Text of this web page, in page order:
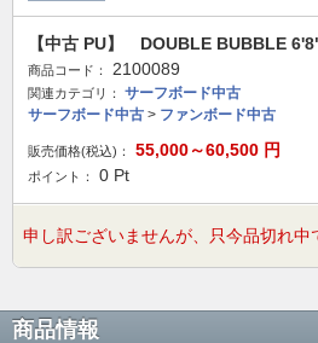
【中古 PU】 DOUBLE BUBBLE
商品コード： 2100089
関連カテゴリ：
サーフボード中古
サーフボード中古 > ファンボード中古
販売価格(税込)： 55,000～60,500 円
ポイント： 0 Pt
申し訳ございませんが、只今品切れ中
商品情報